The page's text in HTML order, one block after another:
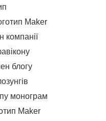
Maker
компанії
блогу
монограм
Maker